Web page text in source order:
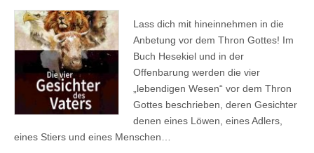
Gesichter
des
Lass dich mit hineinnehmen in die
Anbetung vor dem Thron Gottes! Im
Buch Hesekiel und in der
Offenbarung werden die vier
„lebendigen Wesen“ vor dem Thron
Gottes beschrieben, deren Gesichter
denen eines Löwen, eines Adlers,
eines Stiers und eines Menschen…